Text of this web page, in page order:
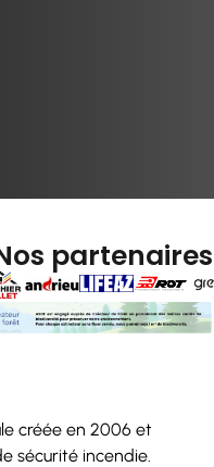
partenaires
créée en 2006 et
sécurité incendie.